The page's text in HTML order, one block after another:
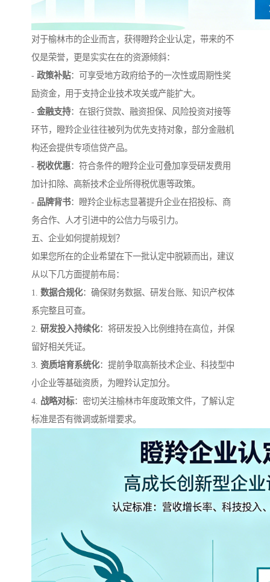
对于榆林市的企业而言，获得瞪羚企业认定，带来的不
仅是荣誉，更是实实在在的资源倾斜：
- 政策补贴：可享受地方政府给予的一次性或周期性奖
励资金，用于支持企业技术攻关或产能扩大。
- 金融支持：在银行贷款、融资担保、风险投资对接等
环节，瞪羚企业往往被列为优先支持对象，部分金融机
构还会提供专项信贷产品。
- 税收优惠：符合条件的瞪羚企业可叠加享受研发费用
加计扣除、高新技术企业所得税优惠等政策。
- 品牌背书：瞪羚企业标志显著提升企业在招投标、商
务合作、人才引进中的公信力与吸引力。
五、企业如何提前规划？
如果您所在的企业希望在下一批认定中脱颖而出，建议
从以下几方面提前布局：
1. 数据合规化：确保财务数据、研发台账、知识产权体
系完整且可查。
2. 研发投入持续化：将研发投入比例维持在高位，并保
留好相关凭证。
3. 资质培育系统化：提前争取高新技术企业、科技型中
小企业等基础资质，为瞪羚认定加分。
4. 战略对标：密切关注榆林市年度政策文件，了解认定
标准是否有微调或新增要求。